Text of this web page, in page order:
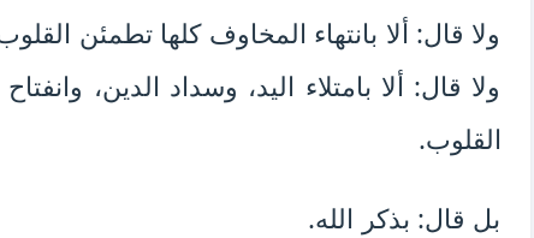
ولا قال: ألا بانتهاء المخاوف كلها تطمئن
ولا قال: ألا بامتلاء اليد، وسداد الدين،
القلوب.
بل قال: بذكر الله.